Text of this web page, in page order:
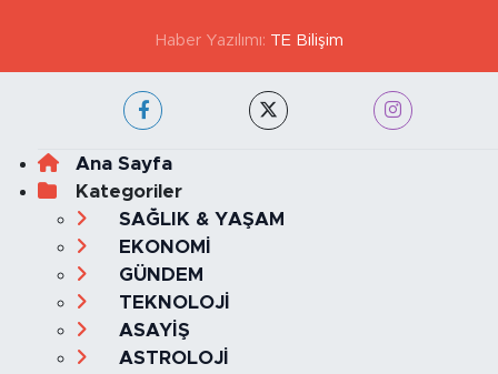
Haber Yazılımı: TE Bilişim
Ana Sayfa
Kategoriler
SAĞLIK & YAŞAM
EKONOMİ
GÜNDEM
TEKNOLOJİ
ASAYİŞ
ASTROLOJİ